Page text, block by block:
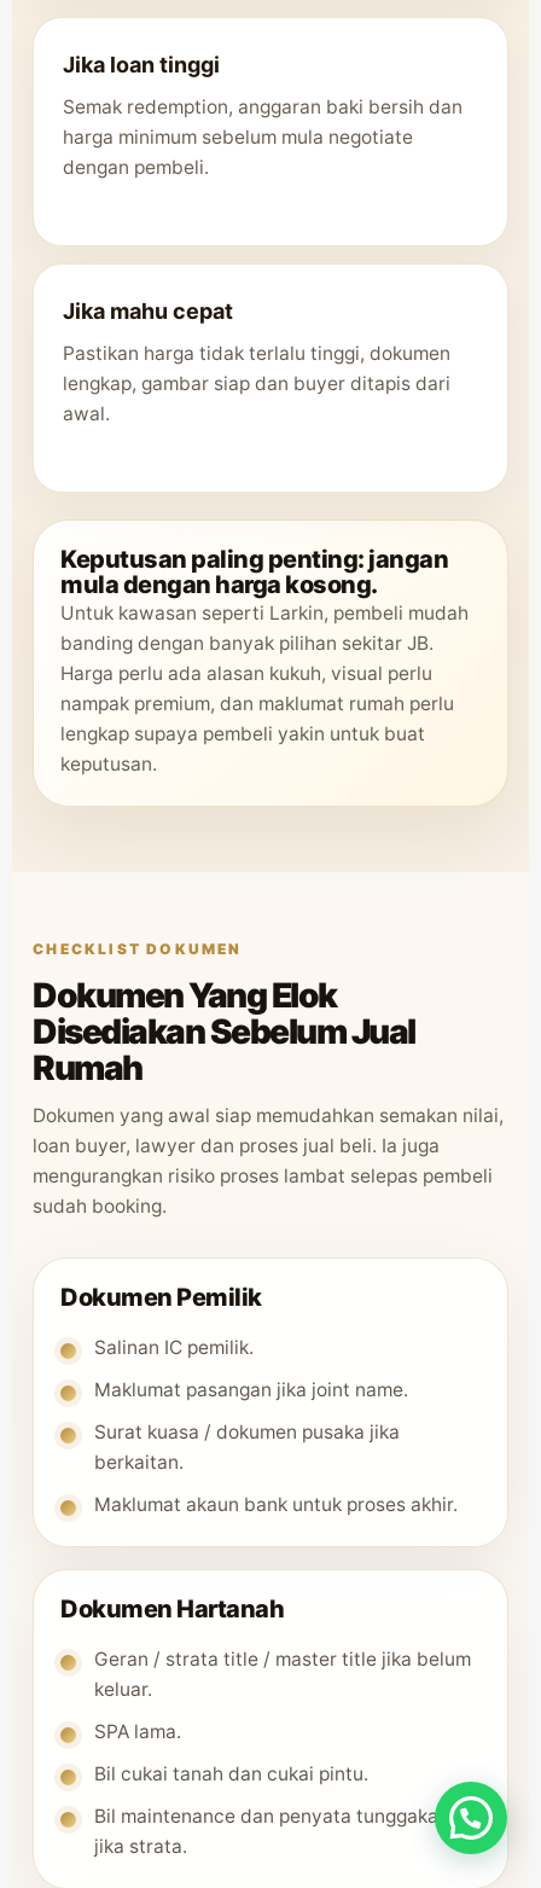
Jika loan tinggi
Semak redemption, anggaran baki bersih dan
harga minimum sebelum mula negotiate
dengan pembeli.
Jika mahu cepat
Pastikan harga tidak terlalu tinggi, dokumen
lengkap, gambar siap dan buyer ditapis dari
awal.
Keputusan paling penting: jangan
mula dengan harga kosong.
Untuk kawasan seperti Larkin, pembeli mudah
banding dengan banyak pilihan sekitar JB.
Harga perlu ada alasan kukuh, visual perlu
nampak premium, dan maklumat rumah perlu
lengkap supaya pembeli yakin untuk buat
keputusan.
CHECKLIST DOKUMEN
Dokumen Yang Elok
Disediakan Sebelum Jual
Rumah
Dokumen yang awal siap memudahkan semakan nilai,
loan buyer, lawyer dan proses jual beli. Ia juga
mengurangkan risiko proses lambat selepas pembeli
sudah booking.
Dokumen Pemilik
Salinan IC pemilik.
Maklumat pasangan jika joint name.
Surat kuasa / dokumen pusaka jika
berkaitan.
Maklumat akaun bank untuk proses akhir.
Dokumen Hartanah
Geran / strata title / master title jika belum
keluar.
SPA lama.
Bil cukai tanah dan cukai pintu.
Bil maintenance dan penyata tunggakan
jika strata.